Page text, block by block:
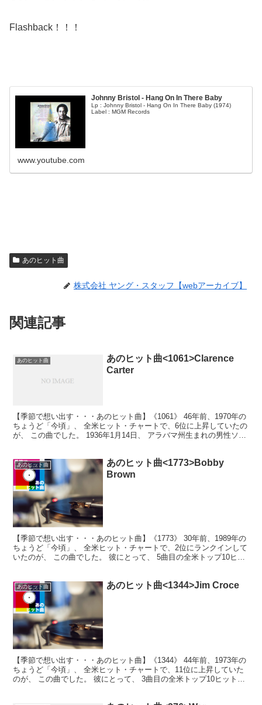
Flashback！！！
Johnny Bristol - Hang On In There Baby
Lp : Johnny Bristol - Hang On In There Baby (1974)
Label : MGM Records
www.youtube.com
あのヒット曲
株式会社 ヤング・スタッフ【webアーカイブ】
関連記事
あのヒット曲
あのヒット曲<1061>Clarence
Carter
【季節で想い出す・・・あのヒット曲】《1061》 46年前、1970年の
ちょうど「今頃」、 全米ヒット・チャートで、6位に上昇していたの
が、 この曲でした。 1936年1月14日、 アラバマ州生まれの男性ソウ
あのヒット曲
あのヒット曲<1773>Bobby
Brown
【季節で想い出す・・・あのヒット曲】《1773》 30年前、1989年の
ちょうど「今頃」、 全米ヒット・チャートで、2位にランクインして
いたのが、 この曲でした。 彼にとって、 5曲目の全米トップ10ヒッ
あのヒット曲 あのヒット曲<1344>Jim Croce
【季節で想い出す・・・あのヒット曲】《1344》 44年前、1973年の
ちょうど「今頃」、 全米ヒット・チャートで、11位に上昇していた
のが、 この曲でした。 彼にとって、 3曲目の全米トップ10ヒット！